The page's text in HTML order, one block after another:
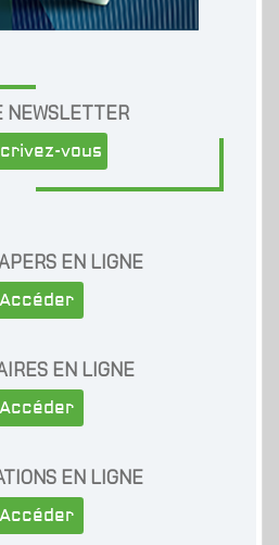
NEWSLETTER
vous
EN LIGNE
Accéder
EN LIGNE
Accéder
EN LIGNE
Accéder